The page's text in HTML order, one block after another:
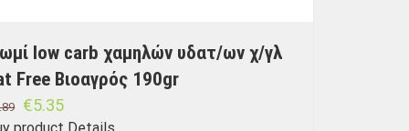
low carb χαμηλών υδατ/ων χ/γλ
Free Βιοαγρός 190gr
€5.35